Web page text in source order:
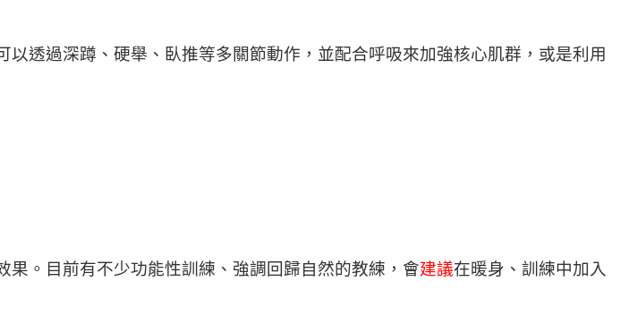
透過深蹲、硬舉、臥推等多關節動作，並配合呼吸來加強核心肌群，或是利用
。目前有不少功能性訓練、強調回歸自然的教練，會建議在暖身、訓練中加入